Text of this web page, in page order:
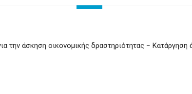
την άσκηση οικονομικής δραστηριότητας − Κατάργηση